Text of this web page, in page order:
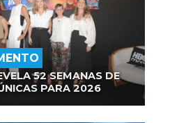
52 SEMANAS DE
PARA 2026